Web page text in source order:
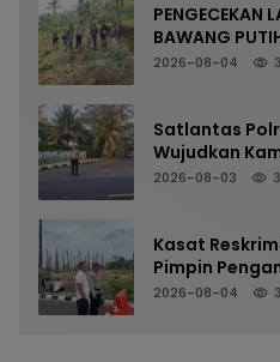
PENGECEKAN
BAWANG
2026-08-04
Satlantas
Wujudkan
Pelayanan
2026-08-03
Kasat
Pimpin
Perkuat
2026-08-04